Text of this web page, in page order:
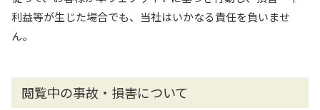
利益等が生じた場合でも、当社はいかなる責任を負いませ
ん。
閲覧中の事故・損害について